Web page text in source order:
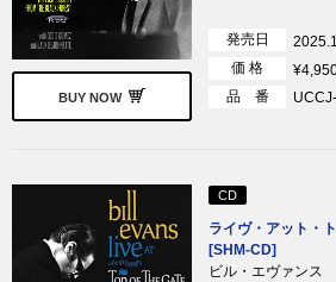
BUY NOW
発売日
価 格
品 番
CD
ライヴ・アット・
[SHM-CD]
ビル・エヴァンス